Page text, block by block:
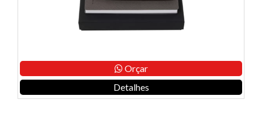
Orçar
Detalhes